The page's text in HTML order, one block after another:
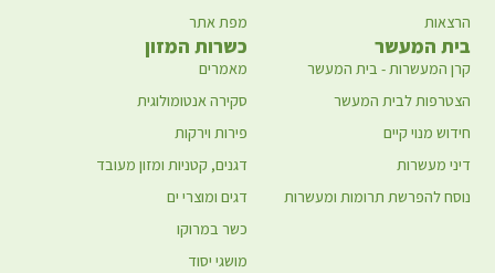
מפת אתר
הרצאות
כשרות המזון
מאמרים
סקירה אנטומולוגית
פירות וירקות
דגנים, קטניות ומזון מעובד
דגים ומוצרי ים
כשר במרוקו
מושגי יסוד
בית המעשר
קרן המעשרות - בית המעשר
הצטרפות לבית המעשר
חידוש מנוי קיים
דיני מעשרות
נוסח להפרשת תרומות ומעשרות